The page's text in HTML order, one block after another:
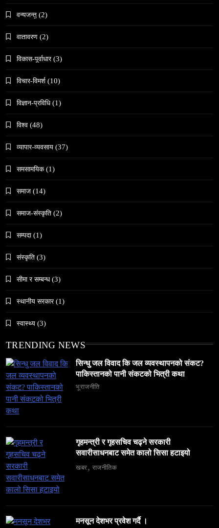
काठमाडौँमा चिरोत्थानसँगै होली पर्व शुभारम्भ
महाशिवरात्री गहिरो आध्यात्मिक यात्रा
जनकपुरधाममा ‘मधेस प्रादेशिक ललितकला प्रदर्शनी
२०८२’ सुरु
May 6, 2024
May 6, 2024
व्यापार-व्यवसाय समाज
वन्यजन्तु (2)
वातावरण (2)
विकास-पूर्वाधार (3)
विचार-विमर्श (10)
विज्ञान-प्रविधि (1)
विश्व (48)
व्यापार-व्यवसाय (37)
समसामयिक (1)
समाज (14)
समाज-संस्कृति (2)
सम्पदा (1)
संस्कृति (3)
सीमा र सम्बन्ध (3)
स्थानीय सरकार (1)
स्वास्थ्य (3)
TRENDING NEWS
सिन्धु जल विवाद कि जल व्यवस्थापनको संकट?
पाकिस्तानको पानी संकटको भित्री कथा
भूराजनीति
गृहमन्त्री र गृहसचिव चढ्ने सरकारी
सवारीसाधनबाट समेत कालो सिसा हटाइयो
खबर राजनीतिक
मनसून देशभर प्रवेश गर्दै ।